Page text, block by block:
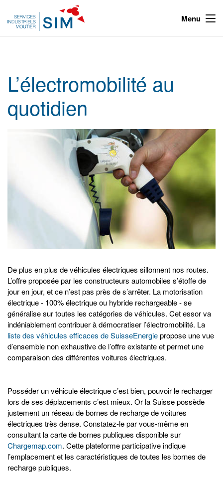
Menu
L’électromobilité au
quotidien
De plus en plus de véhicules électriques sillonnent nos routes.
L’offre proposée par les constructeurs automobiles s’étoffe de
jour en jour, et ce n’est pas près de s’arrêter. La motorisation
électrique - 100% électrique ou hybride rechargeable - se
généralise sur toutes les catégories de véhicules. Cet essor va
indéniablement contribuer à démocratiser l’électromobilité. La
liste des véhicules efficaces de SuisseEnergiepropose une vue
d’ensemble non exhaustive de l’offre existante et permet une
comparaison des différentes voitures électriques.
Posséder un véhicule électrique c’est bien, pouvoir le recharger
lors de ses déplacements c’est mieux. Or la Suisse possède
justement un réseau de bornes de recharge de voitures
électriques très dense. Constatez-le par vous-même en
consultant la carte de bornes publiques disponible sur
Chargemap.com. Cette plateforme participative indique
l’emplacement et les caractéristiques de toutes les bornes de
recharge publiques.